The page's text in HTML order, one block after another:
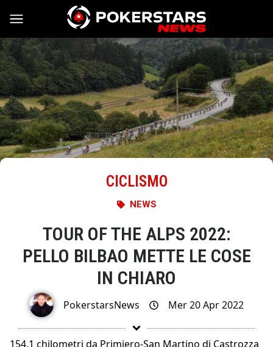
Vai al contenuto
CICLISMO
NEWS
TOUR OF THE ALPS 2022:
PELLO BILBAO METTE LE COSE
IN CHIARO
PokerstarsNews Mer 20 Apr 2022
154,1 chilometri da Primiero-San Martino di Castrozza